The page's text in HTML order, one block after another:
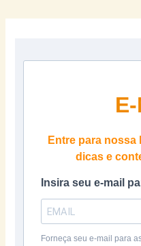
Entre para nossa
dicas e
Insira seu e-mail
Forneça seu e-mail para